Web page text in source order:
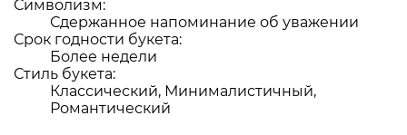
Символизм:
Сдержанное напоминание об уважении
Срок годности букета:
Более недели
Стиль букета:
Классический, Минималистичный,
Романтический